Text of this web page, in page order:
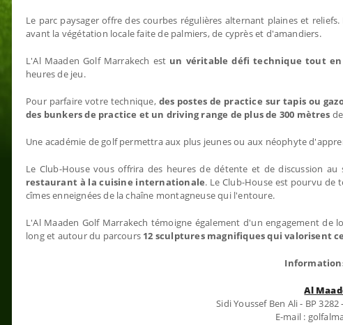
Le parc paysager offre des courbes régulières alternant plaines et reliefs.
avant la végétation locale faite de palmiers, de cyprès et d'amandiers.
L'Al Maaden Golf Marrakech est un véritable défi technique tout
heures de jeu.
Pour parfaire votre technique, des postes de practice sur tapis ou
des bunkers de practice et un driving range de plus de 300 mètres
Une académie de golf permettra aux plus jeunes ou aux néophyte
Le Club-House vous offrira des heures de détente et de discussion au
restaurant à la cuisine internationale. Le Club-House est pourvu de
cîmes enneignées de la chaîne montagneuse qui l'entoure.
L'Al Maaden Golf Marrakech témoigne également d'un engagement
long et autour du parcours 12 sculptures magnifiques qui valorisent
Al
Sidi Youssef Ben Ali - BP
E-mail :